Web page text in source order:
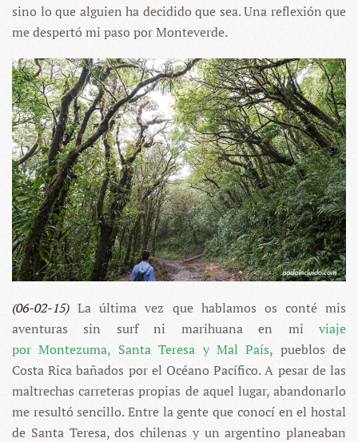
sino lo que alguien ha decidido que sea. Una reflexión que
me despertó mi paso por Monteverde.
(06-02-15) La última vez que hablamos os conté mis
aventuras sin surf ni marihuana en mi viaje
por Montezuma, Santa Teresa y Mal País, pueblos de
Costa Rica bañados por el Océano Pacífico. A pesar de las
maltrechas carreteras propias de aquel lugar, abandonarlo
me resultó sencillo. Entre la gente que conocí en el hostal
de Santa Teresa, dos chilenas y un argentino planeaban